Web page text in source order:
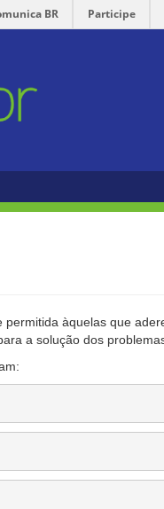
BR Participe
àquelas que
a solução dos